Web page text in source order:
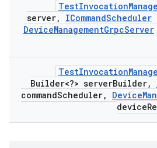
TestInvocation
server, ICommandScheduler
DeviceManagementGrpcServer
TestInvocation
Builder<?> serverBuilder,
commandScheduler, Device
device